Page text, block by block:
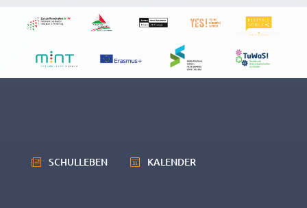
SCHULLEBEN KALENDER